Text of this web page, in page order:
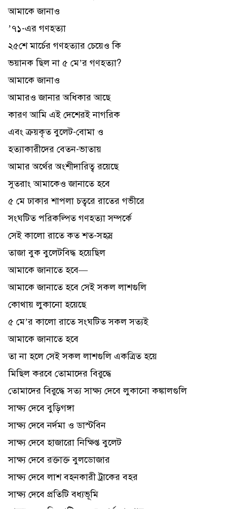
আমাকে জানাও
’৭১-এর গণহত্যা
২৫শে মার্চের গণহত্যার চেয়েও কি
ভয়ানক ছিল না ৫ মে’র গণহত্যা?
আমাকে জানাও
আমারও জানার অধিকার আছে
কারণ আমি এই দেশেরই নাগরিক
এবং ক্রয়কৃত বুলেট-বোমা ও
হত্যাকারীদের বেতন-ভাতায়
আমার অর্থের অংশীদারিত্ব রয়েছে
সুতরাং আমাকেও জানাতে হবে
৫ মে ঢাকার শাপলা চত্বরে রাতের গভীরে
সংঘটিত পরিকল্পিত গণহত্যা সম্পর্কে
সেই কালো রাতে কত শত-সহস্র
তাজা বুক বুলেটবিদ্ধ হয়েছিল
আমাকে জানাতে হবে—
আমাকে জানাতে হবে সেই সকল লাশগুলি
কোথায় লুকানো হয়েছে
৫ মে’র কালো রাতে সংঘটিত সকল সত্যই
আমাকে জানাতে হবে
তা না হলে সেই সকল লাশগুলি একত্রিত হয়ে
মিছিল করবে তোমাদের বিরুদ্ধে
তোমাদের বিরুদ্ধে সত্য সাক্ষ্য দেবে লুকানো কঙ্কালগুলি
সাক্ষ্য দেবে বুড়িগঙ্গা
সাক্ষ্য দেবে নর্দমা ও ডাস্টবিন
সাক্ষ্য দেবে হাজারো নিক্ষিপ্ত বুলেট
সাক্ষ্য দেবে রক্তাক্ত বুলডোজার
সাক্ষ্য দেবে লাশ বহনকারী ট্রাকের বহর
সাক্ষ্য দেবে প্রতিটি বধ্যভূমি